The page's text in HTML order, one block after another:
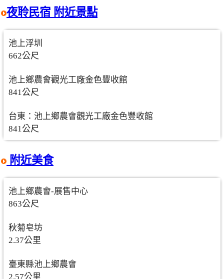
夜聆民宿 附近景點
池上浮圳
662公尺
池上鄉農會觀光工廠金色豐收館
841公尺
台東：池上鄉農會觀光工廠金色豐收館
841公尺
附近美食
池上鄉農會-展售中心
863公尺
秋菊皂坊
2.37公里
臺東縣池上鄉農會
2.57公里